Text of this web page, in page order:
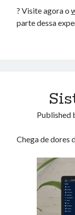
? Visite agora o
parte dessa
Published
Chega de dores